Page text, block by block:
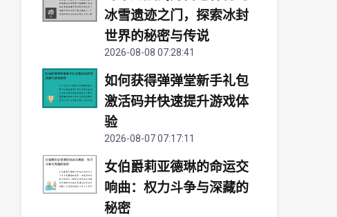
冰雪遗迹之门，探索冰封
世界的秘密与传说
2026-08-08 07:28:41
如何获得弹弹堂新手礼包
激活码并快速提升游戏体
验
2026-08-07 07:17:11
女伯爵莉亚德琳的命运交
响曲：权力斗争与深藏的
秘密